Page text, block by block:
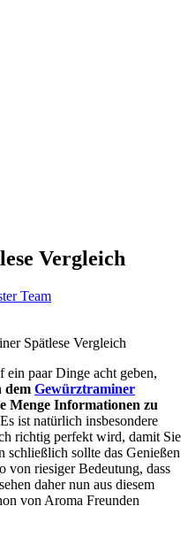
Vergleich
Team
Spätlese Vergleich
ein paar Dinge acht geben,
dem Gewürztraminer
Menge Informationen zu
Es ist natürlich insbesondere
richtig perfekt wird, damit Sie
schließlich sollte das Genießen
von riesiger Bedeutung, dass
daher nun aus diesem
von Aroma Freunden